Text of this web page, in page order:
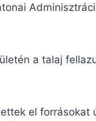
a talaj
el